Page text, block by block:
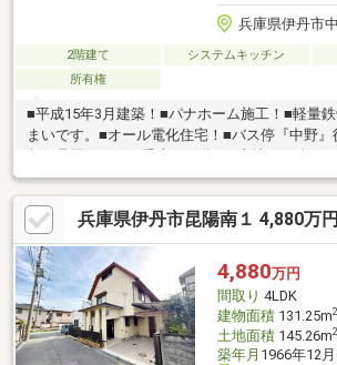
兵庫県伊丹市
2階建て システムキッチン
所有権
■平成15年3月建築！■パナホーム施工！■軽量
まいです。■オール電化住宅！■バス停『中野
53.53坪（176.99㎡）■室内丁寧にお使いです！
ス！■１階バリアフリー設計！◆買替え希望の
手伝いもさせていただきますので、お気軽にご
兵庫県伊丹市昆陽南１ 4,880万
4,880万円
間取り 4LDK
建物面積131.25m2
土地面積145.26m2
築年月 1966年12